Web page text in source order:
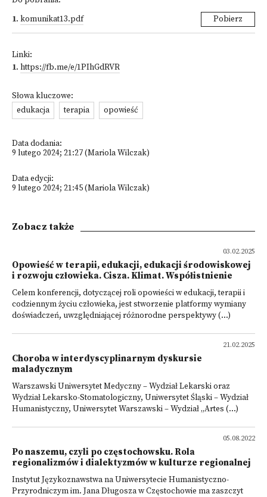
1. komunikat13.pdf Pobierz
Linki:
1. https://fb.me/e/1PIhGdRVR
Słowa kluczowe:
edukacja
terapia opowieść
Data dodania:
9 lutego 2024; 21:27 (Mariola Wilczak)
Data edycji:
9 lutego 2024; 21:45 (Mariola Wilczak)
Zobacz także
03.02.2025
Opowieść w terapii, edukacji, edukacji środowiskowej
i rozwoju człowieka. Cisza. Klimat. Współistnienie
Celem konferencji, dotyczącej roli opowieści w edukacji, terapii i
codziennym życiu człowieka, jest stworzenie platformy wymiany
doświadczeń, uwzględniającej różnorodne perspektywy (...)
21.02.2025
Choroba w interdyscyplinarnym dyskursie
maladycznym
Warszawski Uniwersytet Medyczny – Wydział Lekarski oraz
Wydział Lekarsko-Stomatologiczny, Uniwersytet Śląski – Wydział
Humanistyczny, Uniwersytet Warszawski – Wydział „Artes (...)
05.08.2022
Po naszemu, czyli po częstochowsku. Rola
regionalizmów i dialektyzmów w kulturze regionalnej
Instytut Językoznawstwa na Uniwersytecie Humanistyczno-
Przyrodniczym im. Jana Długosza w Częstochowie ma zaszczyt